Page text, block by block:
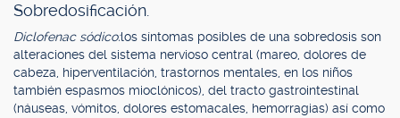
Sobredosificación.
Diclofenac sódico:los síntomas posibles de una sobredosis son
alteraciones del sistema nervioso central (mareo, dolores de
cabeza, hiperventilación, trastornos mentales, en los niños
también espasmos mioclónicos), del tracto gastrointestinal
(náuseas, vómitos, dolores estomacales, hemorragias) así como